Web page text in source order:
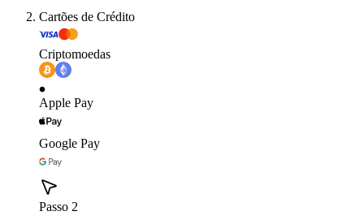
Cartões de Crédito
Criptomoedas
Apple Pay
Google Pay
Passo 2